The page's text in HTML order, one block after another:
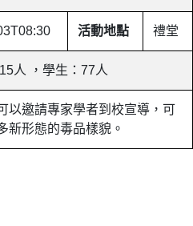
活動地點 禮堂
人 ，學生：77人
以邀請專家學者到校宣導，可
新形態的毒品樣貌。